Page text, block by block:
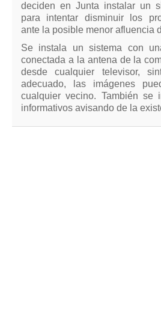
deciden en Junta instalar un
para intentar disminuir los
ante la posible menor afluencia
Se instala un sistema con
conectada a la antena de la
desde cualquier televisor,
adecuado, las imágenes
cualquier vecino. También se
informativos avisando de la